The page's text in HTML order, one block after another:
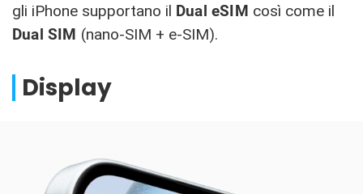
gli iPhone supportano il Dual eSIM così come il
Dual SIM (nano-SIM + e-SIM).
Display